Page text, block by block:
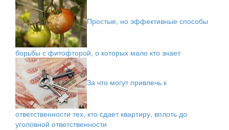
Простые, но эффективные способы
борьбы с фитофторой, о которых мало кто знает
За что могут привлечь к
ответственности тех, кто сдает квартиру, вплоть до
уголовной ответственности